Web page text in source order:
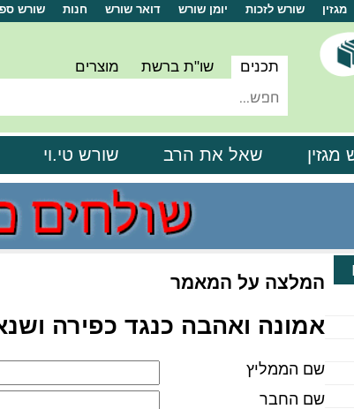
מגזין שורש לזכות יומן שורש דואר שורש חנות שורש
תכנים שו"ת ברשת מוצרים
מגזין שאל את הרב שורש טי.וי
המלצה על המאמר
אמונה ואהבה כנגד כפירה
שם הממליץ
שם החבר